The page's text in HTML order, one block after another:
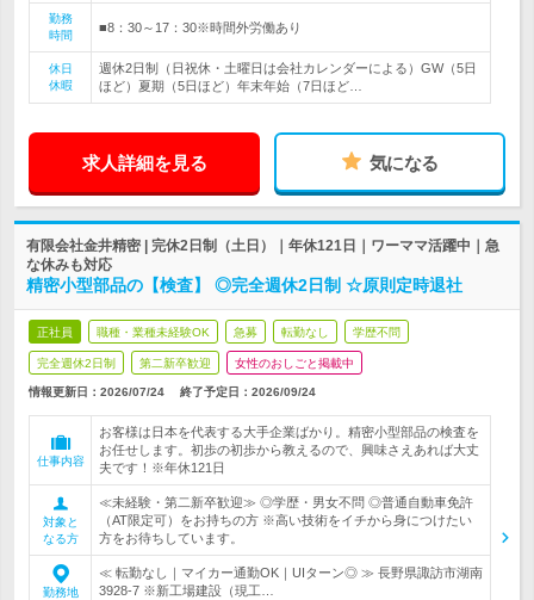
勤務
時間
■8：30～17：30※時間外労働あり
休日
休暇
週休2日制（日祝休・土曜日は会社カレンダーによる）GW（5日
ほど）夏期（5日ほど）年末年始（7日ほど…
求人詳細を見る 気になる
有限会社金井精密 | 完休2日制（土日）｜年休121日｜ワーママ活躍中｜急
な休みも対応
精密小型部品の【検査】 ◎完全週休2日制 ☆原則定時退社
正社員 職種・業種未経験OK 急募 転勤なし 学歴不問
完全週休2日制 第二新卒歓迎 女性のおしごと掲載中
情報更新日：2026/07/24 終了予定日： 2026/09/24
仕事内容
お客様は日本を代表する大手企業ばかり。精密小型部品の検査を
お任せします。初歩の初歩から教えるので、興味さえあれば大丈
夫です！※年休121日
対象と
なる方
≪未経験・第二新卒歓迎≫ ◎学歴・男女不問 ◎普通自動車免許
（AT限定可）をお持ちの方 ※高い技術をイチから身につけたい
方をお待ちしています。
勤務地
≪ 転勤なし｜マイカー通勤OK｜UIターン◎ ≫ 長野県諏訪市湖南
3928-7 ※新工場建設（現工…